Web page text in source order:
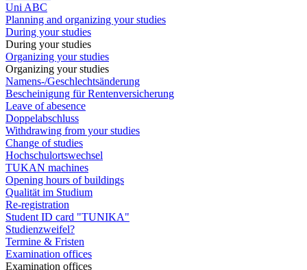
Uni ABC
Planning and organizing your studies
During your studies
During your studies
Organizing your studies
Organizing your studies
Namens-/Geschlechtsänderung
Bescheinigung für Rentenversicherung
Leave of abesence
Doppelabschluss
Withdrawing from your studies
Change of studies
Hochschulortswechsel
TUKAN machines
Opening hours of buildings
Qualität im Studium
Re-registration
Student ID card "TUNIKA"
Studienzweifel?
Termine & Fristen
Examination offices
Examination offices